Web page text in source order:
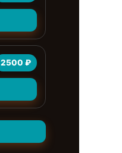
2500 ₽